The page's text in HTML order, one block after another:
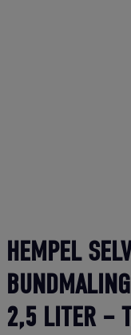
HEMPEL
2,5 LITER –